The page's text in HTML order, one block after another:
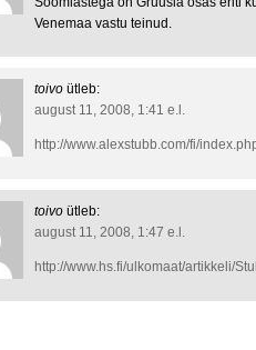
Venemaa vastu teinud.
toivo ütleb:
august 11, 2008, 1:41 e.l.
http://www.alexstubb.com/fi/
toivo ütleb:
august 11, 2008, 1:47 e.l.
http://www.hs.fi/ulkomaat/artikkeli/